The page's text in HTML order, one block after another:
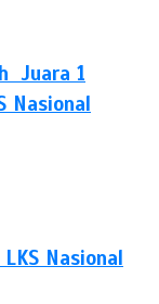
Juara 1
Nasional
Nasional